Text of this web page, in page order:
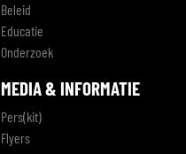
Beleid
Educatie
Onderzoek
MEDIA & INFORMATIE
Pers(kit)
Flyers